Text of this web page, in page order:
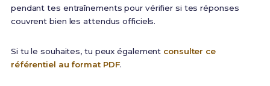
pendant tes entraînements pour vérifier si tes réponses
couvrent bien les attendus officiels.
Si tu le souhaites, tu peux également consulter ce
référentiel au format PDF.